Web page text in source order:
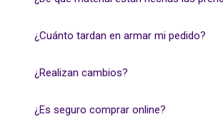
¿Cuánto tardan en armar mi pedido?
¿Realizan cambios?
¿Es seguro comprar online?